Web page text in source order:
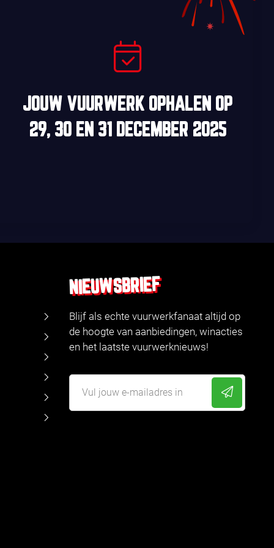
JOUW VUURWERK OPHALEN OP
29, 30EN 31 DECEMBER 2025
NIEUWSBRIEF
Blijf als echte vuurwerkfanaat altijd op
de hoogte van aanbiedingen, winacties
en het laatste vuurwerknieuws!